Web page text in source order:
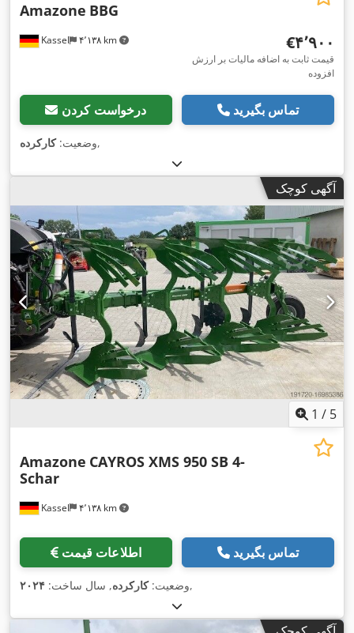
Kassel ۴٬۱۳۸ km
Amazone BBG
‎€۴٬۹۰۰
قیمت ثابت به اضافه مالیات بر ارزش
افزوده
درخواست کردن تماس بگیرید
وضعیت:کارکرده ,
آگهی کوچک
1 / 5
Kassel ۴٬۱۳۸ km
Amazone CAYROS XMS 950 SB 4-
Schar
اطلاعات قیمت تماس بگیرید
وضعیت:کارکرده, سال ساخت: ۲۰۲۴ ,